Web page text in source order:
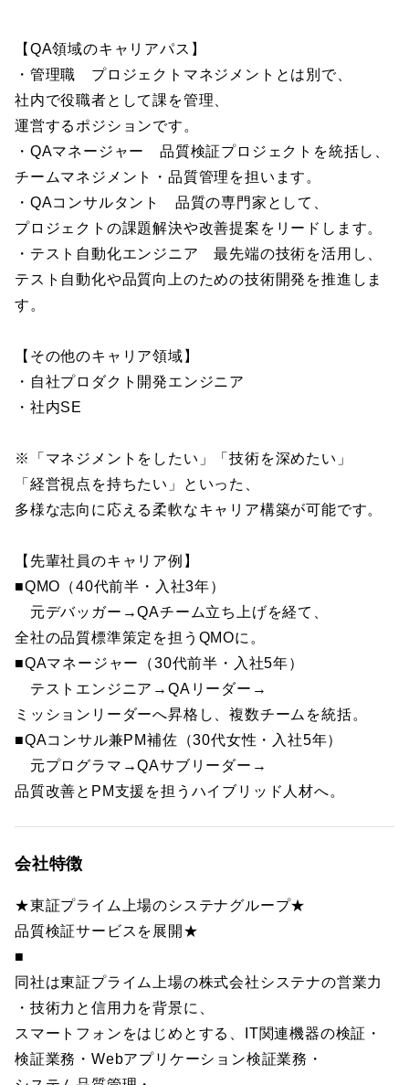
【QA領域のキャリアパス】
・管理職 プロジェクトマネジメントとは別で、
社内で役職者として課を管理、
運営するポジションです。
・QAマネージャー 品質検証プロジェクトを統括し、
チームマネジメント・品質管理を担います。
・QAコンサルタント 品質の専門家として、
プロジェクトの課題解決や改善提案をリードします。
・テスト自動化エンジニア 最先端の技術を活用し、
テスト自動化や品質向上のための技術開発を推進しま
す。
【その他のキャリア領域】
・自社プロダクト開発エンジニア
・社内SE
※「マネジメントをしたい」「技術を深めたい」
「経営視点を持ちたい」といった、
多様な志向に応える柔軟なキャリア構築が可能です。
【先輩社員のキャリア例】
■QMO（40代前半・入社3年）
元デバッガー→QAチーム立ち上げを経て、
全社の品質標準策定を担うQMOに。
■QAマネージャー（30代前半・入社5年）
テストエンジニア→QAリーダー→
ミッションリーダーへ昇格し、複数チームを統括。
■QAコンサル兼PM補佐（30代女性・入社5年）
元プログラマ→QAサブリーダー→
品質改善とPM支援を担うハイブリッド人材へ。
会社特徴
★東証プライム上場のシステナグループ★
品質検証サービスを展開★
■
同社は東証プライム上場の株式会社システナの営業力
・技術力と信用力を背景に、
スマートフォンをはじめとする、IT関連機器の検証・
検証業務・Webアプリケーション検証業務・